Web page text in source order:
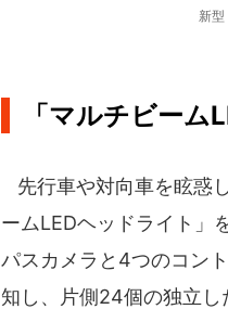
新
「マルチビー
先行車や対向車を眩惑
ームLEDヘッドライト」
パスカメラと4つのコン
知し、片側24個の独立し